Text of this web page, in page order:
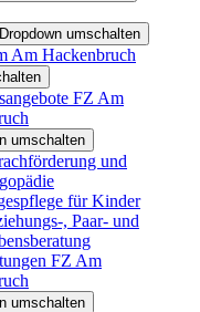
Dropdown umschalten
Am Hackenbruch
FZ Am
umschalten
und
für Kinder
, Paar- und
FZ Am
umschalten